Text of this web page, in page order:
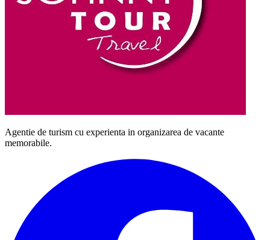
Agentie de turism cu experienta in organizarea de vacante
memorabile.